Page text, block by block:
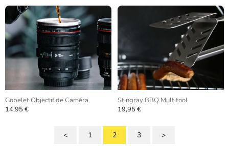
Gobelet Objectif de Caméra
14,95 €
Stingray BBQ Multitool
19,95 €
< 1 2 3 >